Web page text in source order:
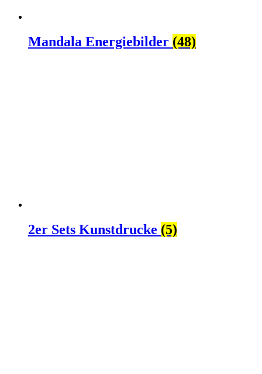
Mandala Energiebilder (48)
2er Sets Kunstdrucke (5)